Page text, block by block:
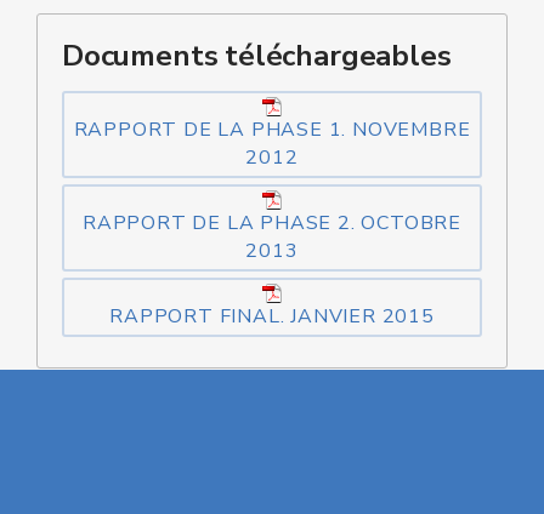
Documents téléchargeables
RAPPORT DE LA PHASE 1. NOVEMBRE
2012
RAPPORT DE LA PHASE 2. OCTOBRE
2013
RAPPORT FINAL. JANVIER 2015